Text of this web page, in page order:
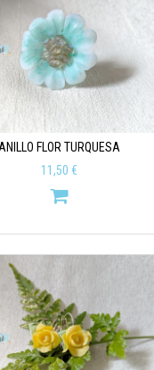
FLOR TURQUESA
11,50 €